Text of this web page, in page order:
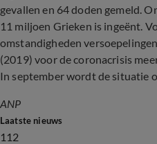
gevallen en 64 doden gemeld.
11 miljoen Grieken is ingeënt.
omstandigheden
(2019) voor de coronacrisis
In september wordt de situatie
ANP
Laatste nieuws
112